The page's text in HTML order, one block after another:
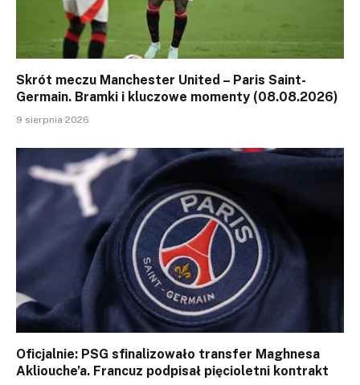
Skrót meczu Manchester United – Paris Saint-
Germain. Bramki i kluczowe momenty (08.08.2026)
9 sierpnia 2026
Oficjalnie: PSG sfinalizowało transfer Maghnesa
Akliouche’a. Francuz podpisał pięcioletni kontrakt